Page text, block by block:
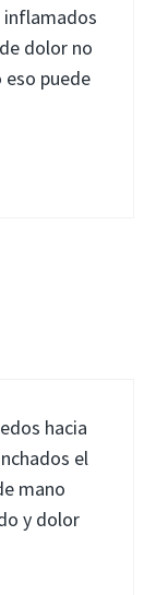
inflamados
dolor no
puede
hacia
el
mano
y dolor